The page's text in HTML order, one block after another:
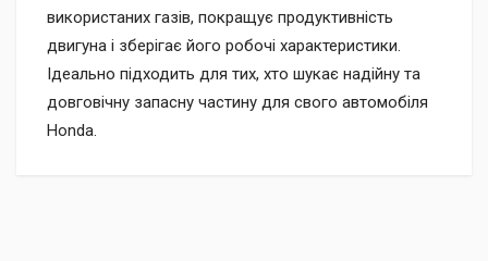
використаних газів, покращує продуктивність
двигуна і зберігає його робочі характеристики.
Ідеально підходить для тих, хто шукає надійну та
довговічну запасну частину для свого автомобіля
Honda.